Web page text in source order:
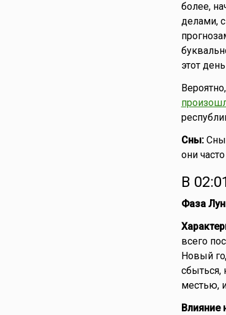
более,
делами,
этот
Сны:Сны
они
В
Фаза
всего
Новый
сбыться,
местью,
Влияние